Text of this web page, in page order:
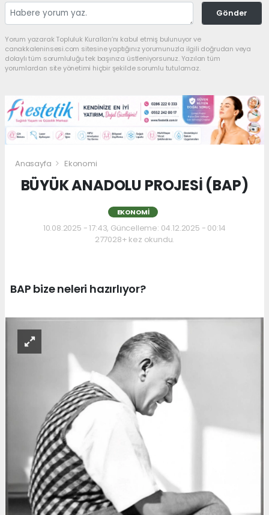
Gönder
Yorum yazarak Topluluk Kuralları’nı kabul etmiş bulunuyor ve
canakkaleninsesi.com sitesine yaptığınız yorumunuzla ilgili doğrudan veya
dolaylı tüm sorumluluğu tek başınıza üstleniyorsunuz. Yazılan tüm
yorumlardan site yönetimi hiçbir şekilde sorumlu tutulamaz.
Anasayfa Ekonomi
BÜYÜK ANADOLU PROJESİ (BAP)
EKONOMI
10.08.2025 - 17:43, Güncelleme: 04.12.2025 - 00:14
277028+ kez okundu.
BAP bize neleri hazırlıyor?